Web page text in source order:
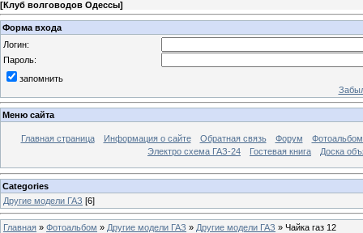
[Клуб волговодов Одессы]
Форма входа
Логин:
Пароль:
запомнить
Меню сайта
Главная страница Информация о сайте Обратная связь Форум
Электро схема ГАЗ-24
Гостевая книга Доска
Categories
Другие модели ГАЗ [6]
Главная » Фотоальбом » Другие модели ГАЗ » Другие модели ГАЗ » Чайка газ 12